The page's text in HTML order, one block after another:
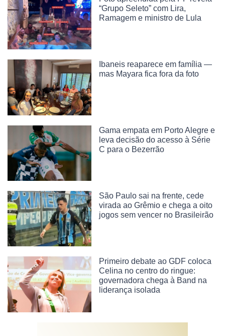
“Grupo Seleto” com Lira,
Ramagem e ministro de Lula
Ibaneis reaparece em família —
mas Mayara fica fora da foto
Gama empata em Porto Alegre e
leva decisão do acesso à Série
C para o Bezerrão
São Paulo sai na frente, cede
virada ao Grêmio e chega a oito
jogos sem vencer no Brasileirão
Primeiro debate ao GDF coloca
Celina no centro do ringue:
governadora chega à Band na
liderança isolada